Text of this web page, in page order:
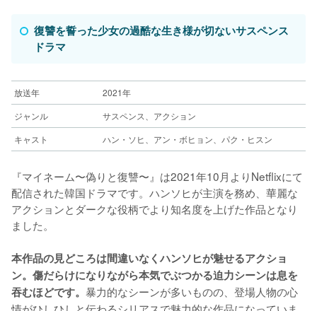
復讐を誓った少女の過酷な生き様が切ないサスペンス
ドラマ
放送年
2021年
ジャンル
サスペンス、アクション
キャスト
ハン・ソヒ、アン・ボヒョン、パク・ヒスン
『マイネーム〜偽りと復讐〜』は2021年10月よりNetflixにて
配信された韓国ドラマです。ハンソヒが主演を務め、華麗な
アクションとダークな役柄でより知名度を上げた作品となり
ました。
本作品の見どころは間違いなくハンソヒが魅せるアクショ
ン。傷だらけになりながら本気でぶつかる迫力シーンは息を
吞むほどです。 暴力的なシーンが多いものの、登場人物の心